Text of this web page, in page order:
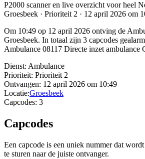
P2000 scanner en live overzicht voor heel
Groesbeek · Prioriteit 2 · 12 april 2026 om
Om 10:49 op 12 april 2026 ontving de
Groesbeek. In totaal zijn 3 capcodes
Ambulance 08117 Directe inzet ambulance
Dienst: Ambulance
Prioriteit: Prioriteit 2
Ontvangen: 12 april 2026 om 10:49
Locatie:Groesbeek
Capcodes: 3
Capcodes
Een capcode is een uniek nummer dat
te sturen naar de juiste ontvanger.